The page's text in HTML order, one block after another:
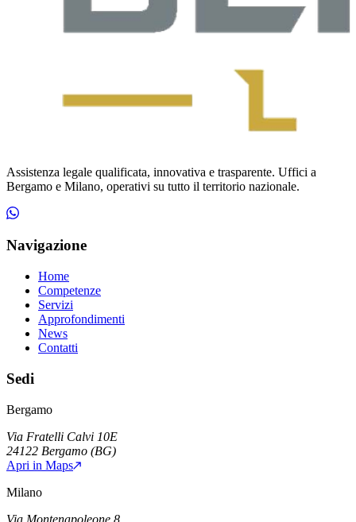
Assistenza legale qualificata, innovativa e trasparente. Uffici a
Bergamo e Milano, operativi su tutto il territorio nazionale.
Navigazione
Home
Competenze
Servizi
Approfondimenti
News
Contatti
Sedi
Bergamo
Via Fratelli Calvi 10E
24122 Bergamo (BG)
Apri in Maps
Milano
Via Montenapoleone 8